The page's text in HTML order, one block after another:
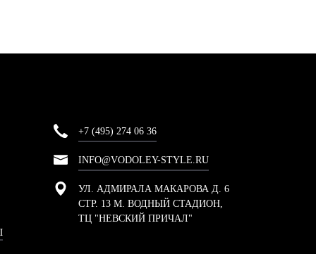
+7 (495) 274 06 36
INFO@VODOLEY-STYLE.RU
УЛ. АДМИРАЛА МАКАРОВА Д. 6
СТР. 13 М. ВОДНЫЙ СТАДИОН,
ТЦ "НЕВСКИЙ ПРИЧАЛ"